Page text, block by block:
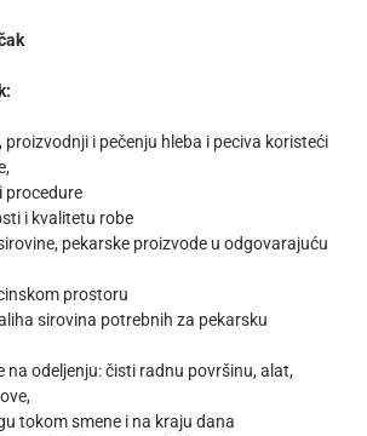
proizvodnji i pečenju hleba i peciva koristeći
procedure
i kvalitetu robe
pekarske proizvode u odgovarajuću
prostoru
sirovina potrebnih za pekarsku
na odeljenju: čisti radnu površinu, alat,
tokom smene i na kraju dana